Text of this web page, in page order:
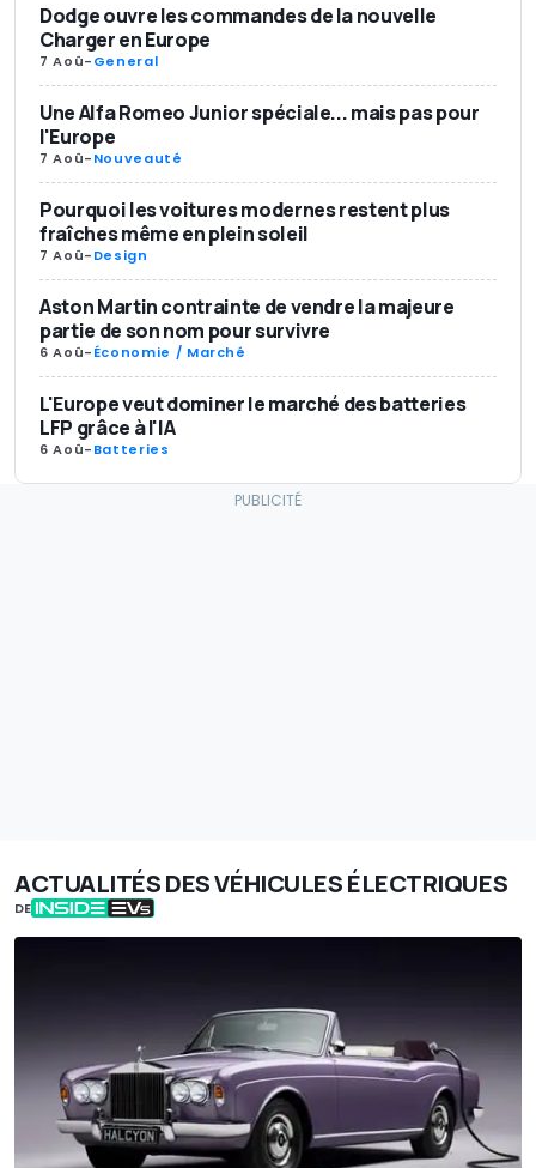
Dodge ouvre les commandes de la nouvelle
Charger en Europe
7 Aoû-General
Une Alfa Romeo Junior spéciale... mais pas pour
l'Europe
7 Aoû-Nouveauté
Pourquoi les voitures modernes restent plus
fraîches même en plein soleil
7 Aoû-Design
Aston Martin contrainte de vendre la majeure
partie de son nom pour survivre
6 Aoû-Économie / Marché
L'Europe veut dominer le marché des batteries
LFP grâce à l'IA
6 Aoû-Batteries
ACTUALITÉS DES VÉHICULES ÉLECTRIQUES
DE